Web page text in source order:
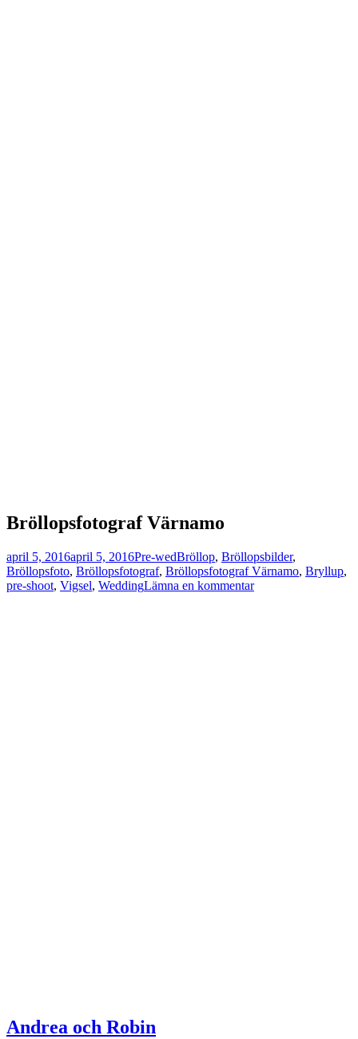
Bröllopsfotograf Värnamo
Postat
april 5, 2016april 5, 2016Kategorier
Pre-wedTaggar
Bröllop, Bröllopsbilder,
Bröllopsfoto, Bröllopsfotograf, Bröllopsfotograf Värnamo, Bryllup,
pre-shoot, Vigsel, WeddingLämna en kommentartill
Andrea och Robin